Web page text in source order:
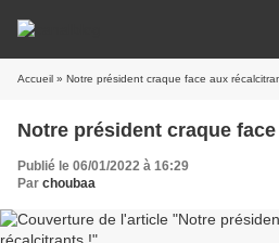
Accueil » Notre président craque face aux
Notre président craque
Publié le 06/01/2022 à 16:29
Par choubaa